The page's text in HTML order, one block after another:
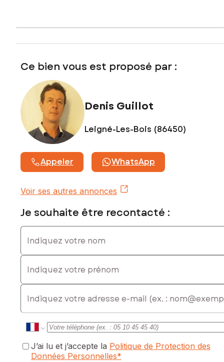
Ce bien vous est proposé par :
Denis Guillot
Leigné-Les-Bois (86450)
Appeler WhatsApp
Voir ses autres annonces
Je souhaite être recontacté :
Indiquez votre nom
Indiquez votre prénom
E-mail
J’ai lu et j’accepte la Politique de Protection des
Données Personnelles*